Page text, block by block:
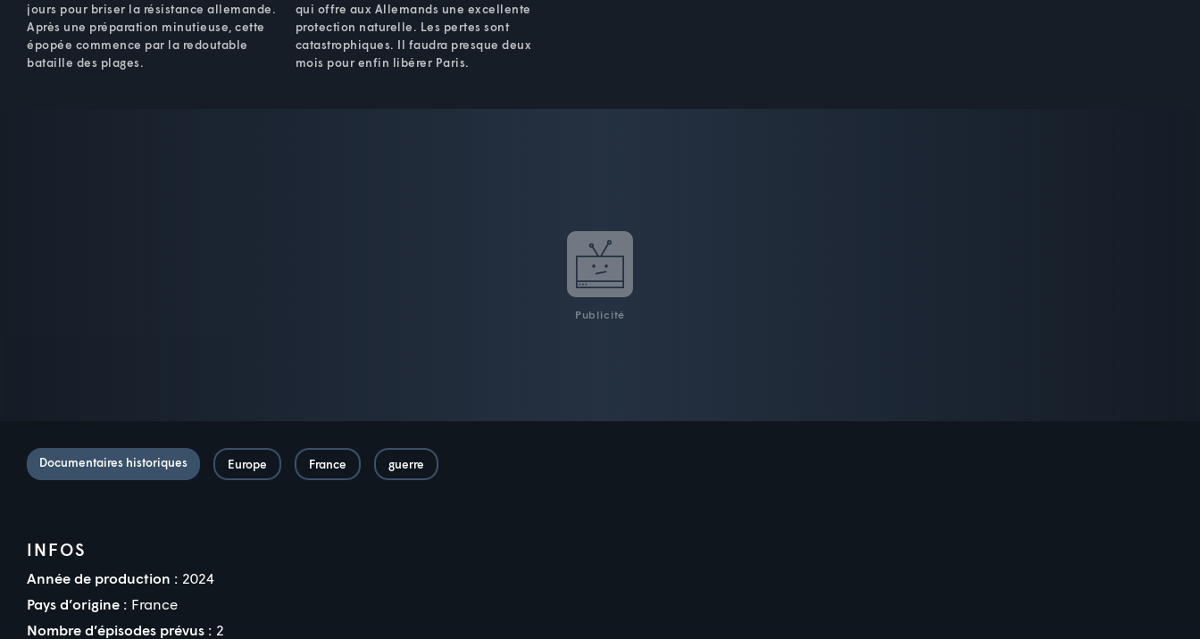
jours pour briser la résistance allemande.
Après une préparation minutieuse, cette
épopée commence par la redoutable
bataille des plages.
qui offre aux Allemands une excellente
protection naturelle. Les pertes sont
catastrophiques. Il faudra presque deux
mois pour enfin libérer Paris.
Publicité
Documentaires historiques Europe France guerre
INFOS
Année de production : 2024
Pays d’origine : France
Nombre d’épisodes prévus : 2